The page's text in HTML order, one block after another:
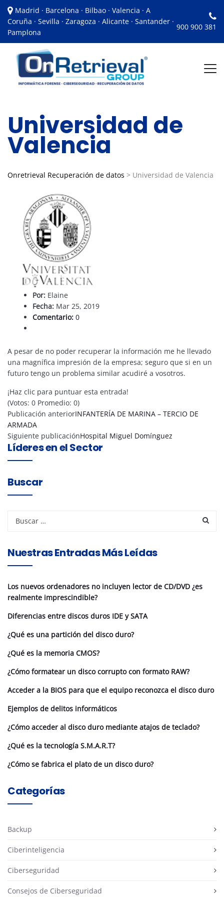
Madrid · Barcelona · Bilbao · Valencia · A
Coruña · Sevilla · Zaragoza · Alicante · Santander ·
Pamplona
900 900 381
Universidad de
Valencia
Onretrieval Recuperación de datos > Universidad de Valencia
Por: Elaine
Fecha: Mar 25, 2019
Comentario: 0
A pesar de no poder recuperar la información me he llevado
una magnífica impresión de la empresa; seguro que si en un
futuro tengo un problema similar acudiré a vosotros.
¡Haz clic para puntuar esta entrada!
(Votos: 0 Promedio: 0)
Publicación anteriorINFANTERÍA DE MARINA – TERCIO DE
ARMADA
Siguiente publicaciónHospital Miguel Domínguez
Líderes en el Sector
Buscar
Nuestras Entradas Más Leídas
Los nuevos ordenadores no incluyen lector de CD/DVD ¿es
realmente imprescindible?
Diferencias entre discos duros IDE y SATA
¿Qué es una partición del disco duro?
¿Qué es la memoria CMOS?
¿Cómo formatear un disco corrupto con formato RAW?
Acceder a la BIOS para que el equipo reconozca el disco duro
Ejemplos de delitos informáticos
¿Cómo acceder al disco duro mediante atajos de teclado?
¿Qué es la tecnología S.M.A.R.T?
¿Cómo se fabrica el plato de un disco duro?
Categorías
Backup
Ciberinteligencia
Ciberseguridad
Consejos de Ciberseguridad